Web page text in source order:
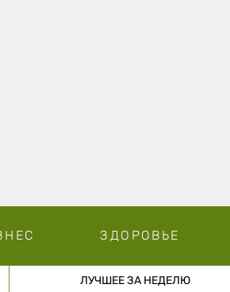
ЗДОРОВЬЕ
ЛУЧШЕЕ ЗА НЕДЕЛЮ